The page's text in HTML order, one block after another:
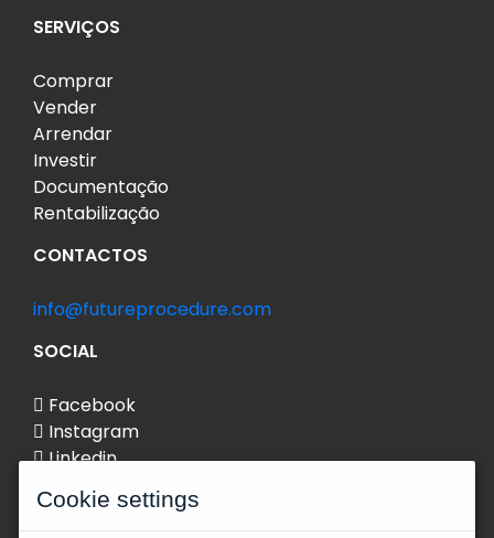
SERVIÇOS
Comprar
Vender
Arrendar
Investir
Documentação
Rentabilização
CONTACTOS
info@futureprocedure.com
SOCIAL
Facebook
Instagram
Linkedin
Cookie settings